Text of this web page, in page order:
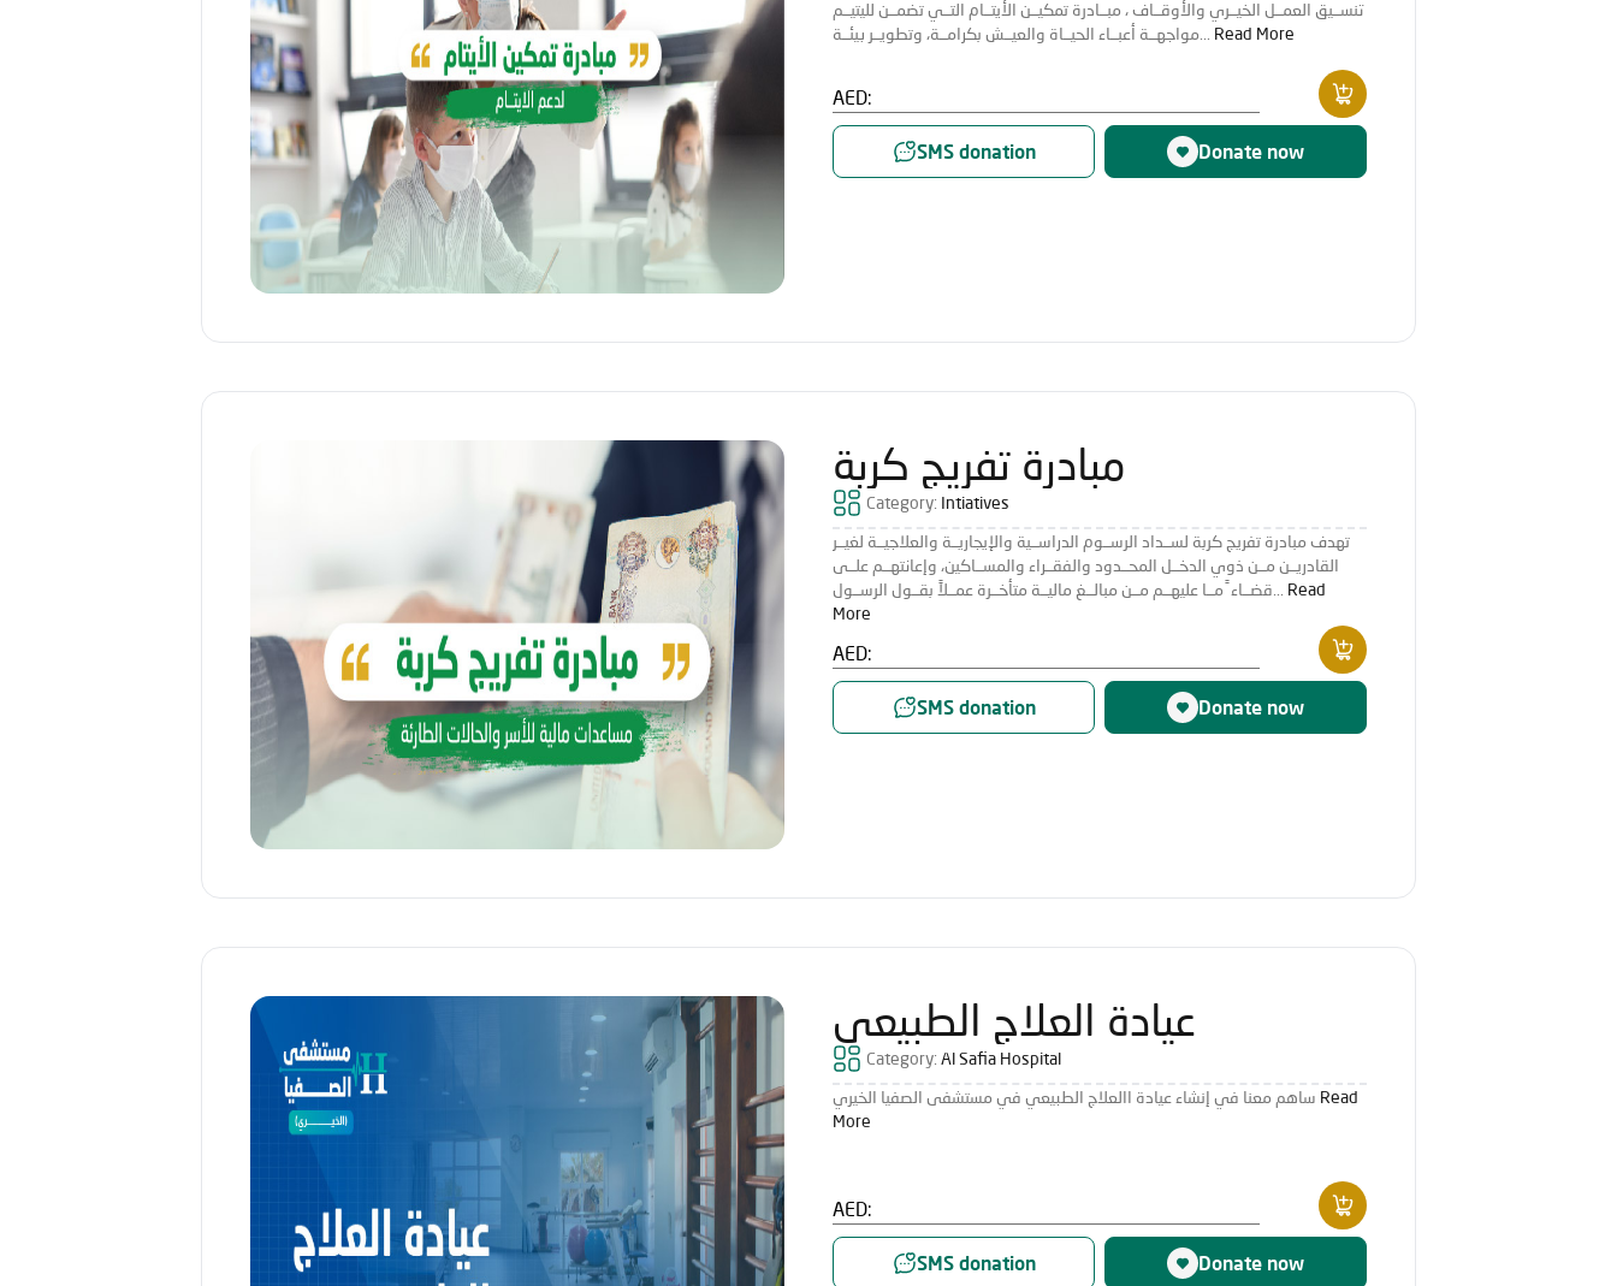
تنســيق العمــل الخيــري والأوقــاف ، مبــادرة تمكيــن الأيتــام التــي تضمــن لليتيــم
Read More
AED:
SMS donation Donate now
مبادرة تفريج كربة
Category: Intiatives
تهدف مبادرة تفريج كربة لســداد الرســوم الدراســية والإيجاريــة والعلاجيــة لغيــر
القادريــن مــن ذوي الدخــل المحــدود والفقــراء والمســاكين، وإعانتهــم علــى
Read
More
AED:
SMS donation Donate now
عيادة العلاج الطبيعي
Category: Al Safia Hospital
Read
More
AED:
SMS donation Donate now